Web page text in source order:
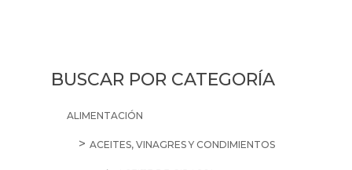
BUSCAR POR CATEGORÍA
ALIMENTACIÓN
ACEITES, VINAGRES Y CONDIMIENTOS